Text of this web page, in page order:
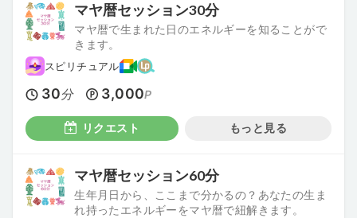
マヤ暦セッション30分
マヤ暦で生まれた日のエネルギーを知ることがで
きます。
スピリチュアル
30分 3,000P
リクエスト もっと見る
マヤ暦セッション60分
生年月日から、ここまで分かるの？あなたの生ま
れ持ったエネルギーをマヤ暦で紐解きます。